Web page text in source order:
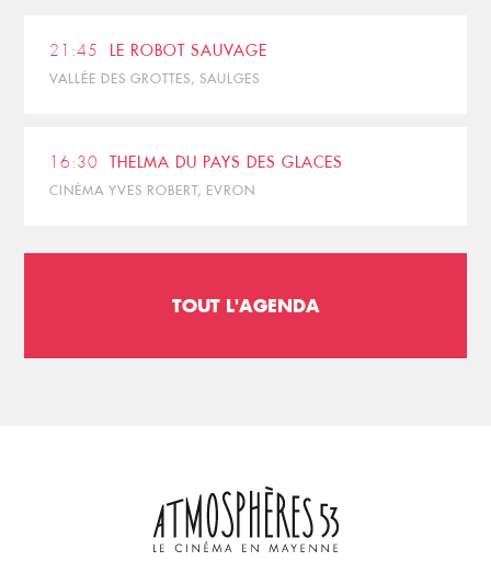
21:45 LE ROBOT SAUVAGE
VALLÉE DES GROTTES, SAULGES
16:30 THELMA DU PAYS DES GLACES
CINÉMA YVES ROBERT, EVRON
TOUT L'AGENDA